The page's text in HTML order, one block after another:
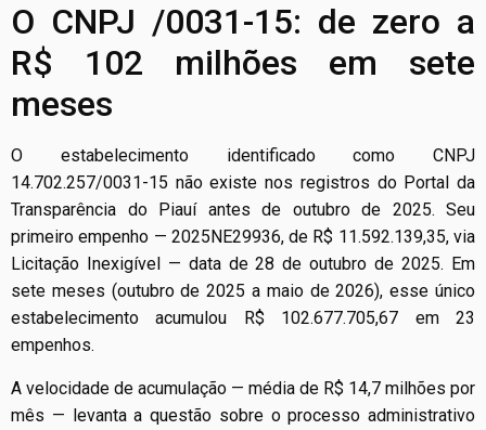
O CNPJ /0031-15: de zero a
R$ 102 milhões em sete
meses
O estabelecimento identificado como CNPJ
14.702.257/0031-15 não existe nos registros do Portal da
Transparência do Piauí antes de outubro de 2025. Seu
primeiro empenho — 2025NE29936, de R$ 11.592.139,35, via
Licitação Inexigível — data de 28 de outubro de 2025. Em
sete meses (outubro de 2025 a maio de 2026), esse único
estabelecimento acumulou R$ 102.677.705,67 em 23
empenhos.
A velocidade de acumulação — média de R$ 14,7 milhões por
mês — levanta a questão sobre o processo administrativo